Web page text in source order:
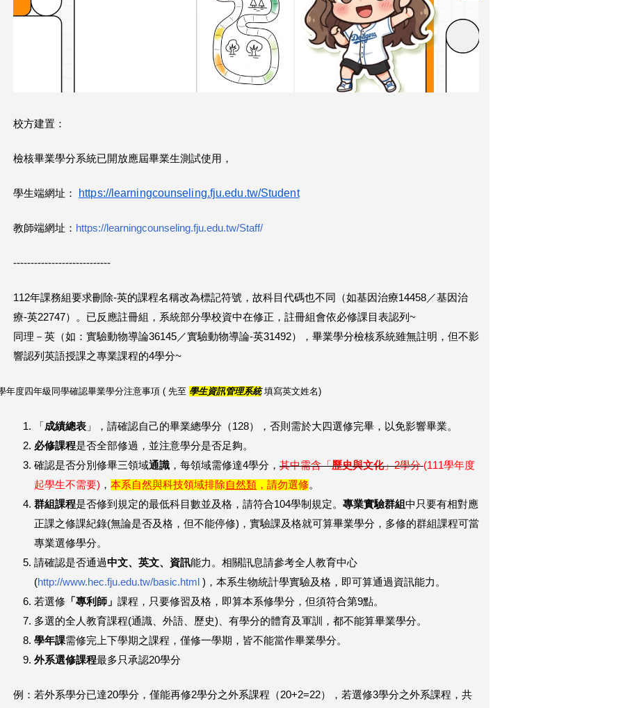
校方建置：
檢核畢業學分系統已開放應屆畢業生測試使用，
學生端網址： https://learningcounseling.fju.edu.tw/Student
教師端網址： https://learningcounseling.fju.edu.tw/Staff/
----------------------------
112年課務組要求刪除-英的課程名稱改為標記符號，故科目代碼也不同（如基因治療14458／基因治
療-英22747）。已反應註冊組，系統部分學校資中在修正，註冊組會依必修課目表認列~
同理－英（如：實驗動物導論36145／實驗動物導論-英31492），畢業學分檢核系統雖無註明，但不影
響認列英語授課之專業課程的4學分~
年度四年級同學確認畢業學分注意事項 ( 先至 學生資訊管理系統填寫英文姓名)
「 成績總表 」，請確認自己的畢業總學分（128），否則需於大四選修完畢，以免影響畢業。
必修課程是否全部修過，並注意學分是否足夠。
確認是否分別修畢三領域通識 ，每領域需修達4學分， 其中需含「歷史與文化」2學分(111學年度
起學生不需要) ， 本系自然與科技領域排除自然類 ，請勿選修。
群組課程是否修到規定的最低科目數並及格，請符合104學制規定。 專業實驗群組中只要有相對應
正課之修課紀錄(無論是否及格，但不能停修)，實驗課及格就可算畢業學分，多修的群組課程可當
專業選修學分。
請確認是否通過中文、英文、資訊能力。相關訊息請參考全人教育中心
(http://www.hec.fju.edu.tw/basic.html )，本系生物統計學實驗及格，即可算通過資訊能力。
若選修 「專利師」 課程，只要修習及格，即算本系修學分，但須符合第9點。
多選的全人教育課程(通識、外語、歷史)、有學分的體育及軍訓，都不能算畢業學分。
學年課需修完上下學期之課程，僅修一學期，皆不能當作畢業學分。
外系選修課程最多只承認20學分
例：若外系學分已達20學分，僅能再修2學分之外系課程（20+2=22），若選修3學分之外系課程，共